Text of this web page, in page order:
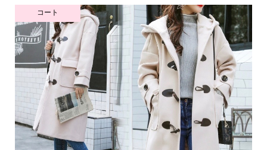
コート